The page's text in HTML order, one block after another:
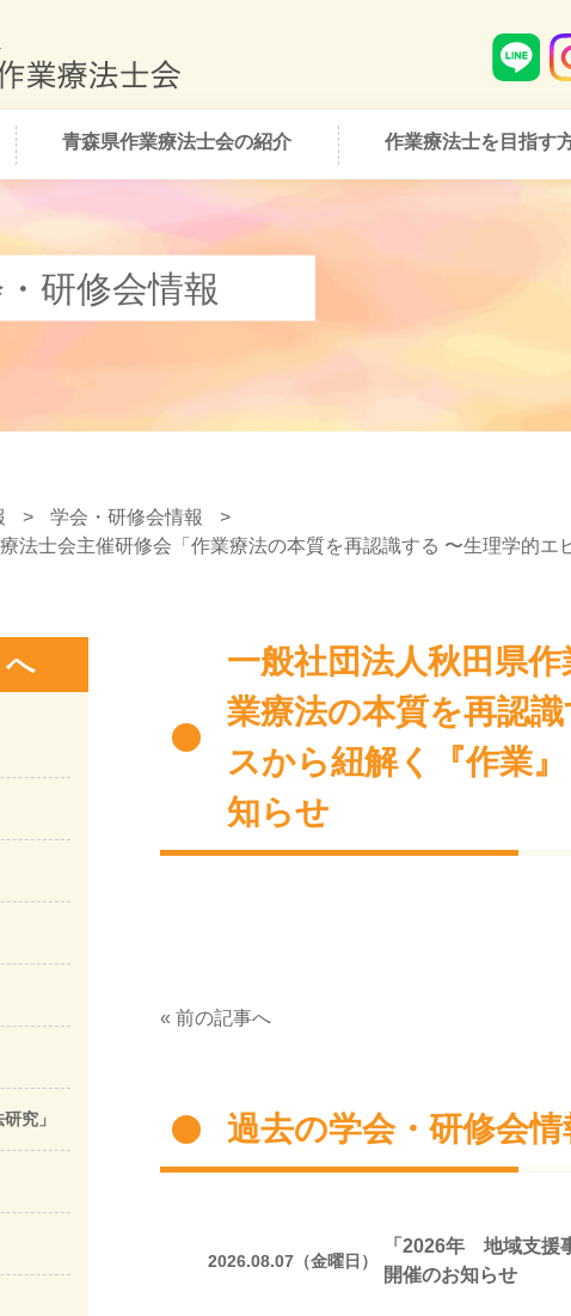
青森県作業療法士会の紹介 作業療法士を目指す
研修会情報
> 学会・研修会情報
>
法士会主催研修会「作業療法の本質を再認識する 〜生理学的エ
一般社団法人秋田県
業療法の本質を再認
スから紐解く『作業
知らせ
« 前の記事へ
過去の学会・研修会情
2026.08.07（金曜日）
「2026年 地域支援
開催のお知らせ
へ
究」